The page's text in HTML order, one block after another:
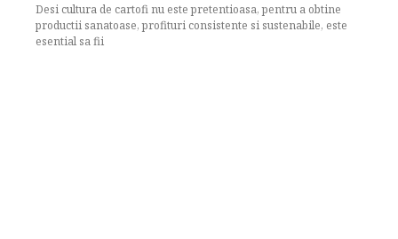
Desi cultura de cartofi nu este pretentioasa, pentru a obtine
productii sanatoase, profituri consistente si sustenabile, este
esential sa fii